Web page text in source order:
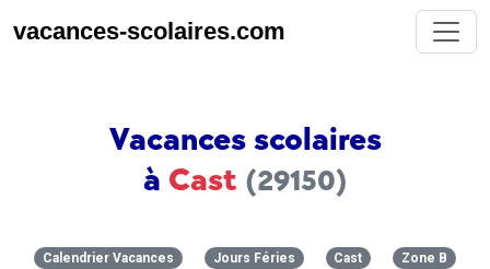
vacances-scolaires.com
Vacances scolaires
à Cast (29150)
Calendrier Vacances Jours Féries Cast Zone B